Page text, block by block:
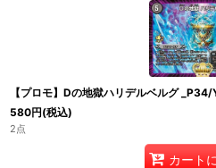
【プロモ】Dの地獄ハリデルベルグ _P34/
580円(税込)
2点
カート